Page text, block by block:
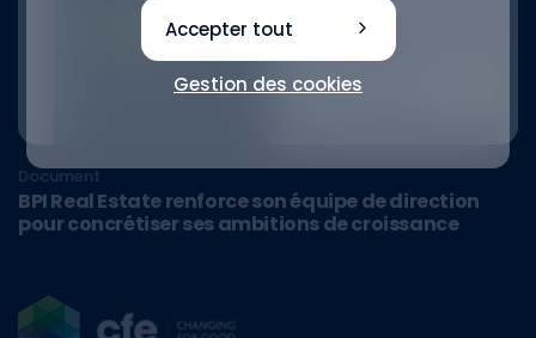
Document
BPI Real Estate renforce son équipe de direction
pour concrétiser ses ambitions de croissance
Accepter tout
Gestion des cookies